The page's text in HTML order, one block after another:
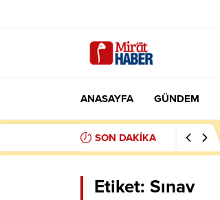
ANASAYFA GÜNDEM
SON DAKİKA
Etiket: Sınav